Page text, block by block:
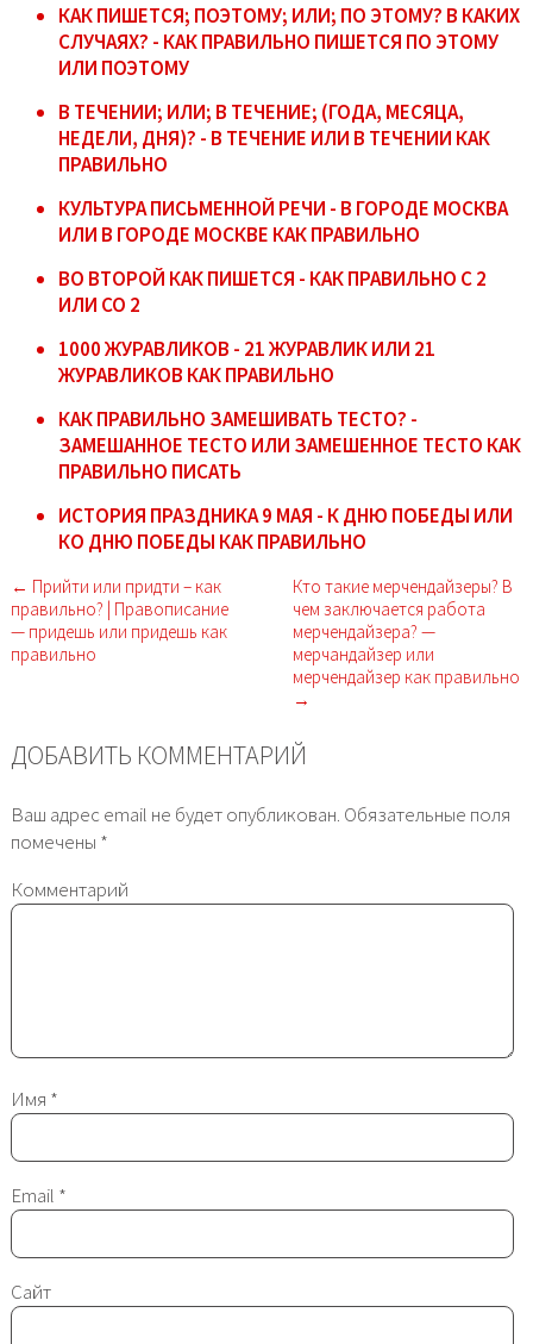
КАК ПИШЕТСЯ; ПОЭТОМУ; ИЛИ; ПО ЭТОМУ? В КАКИХ
СЛУЧАЯХ? - КАК ПРАВИЛЬНО ПИШЕТСЯ ПО ЭТОМУ
ИЛИ ПОЭТОМУ
В ТЕЧЕНИИ; ИЛИ; В ТЕЧЕНИЕ; (ГОДА, МЕСЯЦА,
НЕДЕЛИ, ДНЯ)? - В ТЕЧЕНИЕ ИЛИ В ТЕЧЕНИИ КАК
ПРАВИЛЬНО
КУЛЬТУРА ПИСЬМЕННОЙ РЕЧИ - В ГОРОДЕ МОСКВА
ИЛИ В ГОРОДЕ МОСКВЕ КАК ПРАВИЛЬНО
ВО ВТОРОЙ КАК ПИШЕТСЯ - КАК ПРАВИЛЬНО С 2
ИЛИ СО 2
1000 ЖУРАВЛИКОВ - 21 ЖУРАВЛИК ИЛИ 21
ЖУРАВЛИКОВ КАК ПРАВИЛЬНО
КАК ПРАВИЛЬНО ЗАМЕШИВАТЬ ТЕСТО? -
ЗАМЕШАННОЕ ТЕСТО ИЛИ ЗАМЕШЕННОЕ ТЕСТО КАК
ПРАВИЛЬНО ПИСАТЬ
ИСТОРИЯ ПРАЗДНИКА 9 МАЯ - К ДНЮ ПОБЕДЫ ИЛИ
КО ДНЮ ПОБЕДЫ КАК ПРАВИЛЬНО
← Прийти или придти – как
правильно? | Правописание
— придешь или придешь как
правильно
Кто такие мерчендайзеры? В
чем заключается работа
мерчендайзера? —
мерчандайзер или
мерчендайзер как правильно
→
ДОБАВИТЬ КОММЕНТАРИЙ
Ваш адрес email не будет опубликован. Обязательные поля
помечены *
Комментарий
Имя *
Email *
Сайт